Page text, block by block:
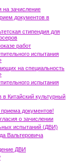
на зачисление
документов в
стипендия для
работ
испытания
на специальность
испытания
в Китайский культурный
документов!
о зачислении
испытаний (ДВИ)
Вальтеровича
ДВИ